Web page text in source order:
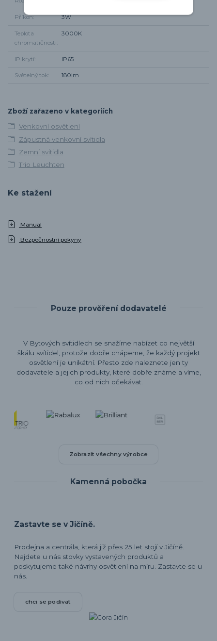
Příkon 3W
Teplota
chromatičnosti
3000K
IP krytí IP65
Světelný tok 180lm
Zboží zařazeno v kategoriích
Venkovní osvětlení
Zápustná venkovní svítidla
Zemní svítidla
Trio Leuchten
Ke stažení
Manual
Bezpečnostní pokyny
Pouze prověření dodavatelé
V Bytových svítidlech se snažíme nabízet co největší
škálu svítidel, protože dobře chápeme, že každý projekt
osvětlení je unikátní. Přesto zde naleznete jen ty
dodavatele a jejich produkty, které dobře známe a víme,
co od nich očekávat.
Zobrazit všechny výrobce
Kamenná pobočka
Zastavte se v Jičíně.
Prodejna a centrála, která již přes 25 let stojí v Jičíně.
Najdete u nás stovky vystavených produktů a
poskytujeme také návrhy osvětlení na míru. Zastavte se u
nás.
chci se podívat